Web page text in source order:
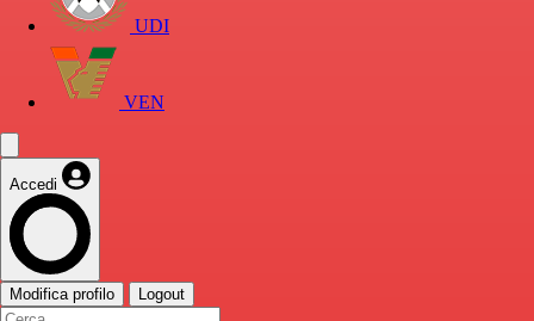
UDI
VEN
Accedi
Modifica profilo Logout